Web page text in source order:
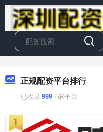
正规配资平台排行
已收录999+家平台